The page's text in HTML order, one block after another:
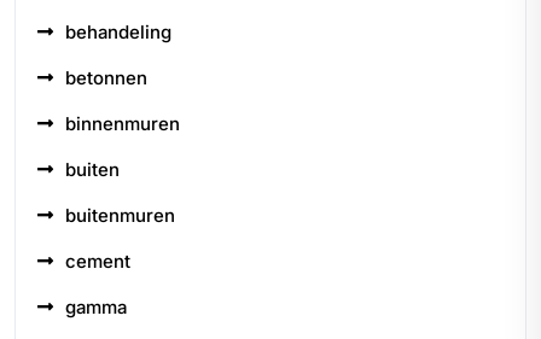
behandeling
betonnen
binnenmuren
buiten
buitenmuren
cement
gamma